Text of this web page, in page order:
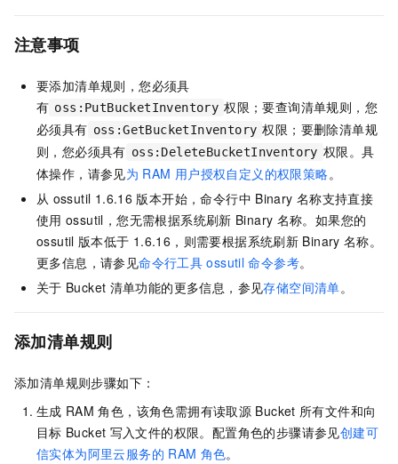
注意事项
要添加清单规则，您必须具
有 oss:PutBucketInventory 权限；要查询清单规则，您
必须具有 oss:GetBucketInventory 权限；要删除清单规
则，您必须具有 oss:DeleteBucketInventory 权限。具
体操作，请参见为 RAM 用户授权自定义的权限策略。
从 ossutil 1.6.16 版本开始，命令行中 Binary 名称支持直接
使用 ossutil，您无需根据系统刷新 Binary 名称。如果您的
ossutil 版本低于 1.6.16，则需要根据系统刷新 Binary 名称。
更多信息，请参见命令行工具 ossutil 命令参考。
关于 Bucket 清单功能的更多信息，参见存储空间清单。
添加清单规则
添加清单规则步骤如下：
生成 RAM 角色，该角色需拥有读取源 Bucket 所有文件和向
目标 Bucket 写入文件的权限。配置角色的步骤请参见创建可
信实体为阿里云服务的 RAM 角色。